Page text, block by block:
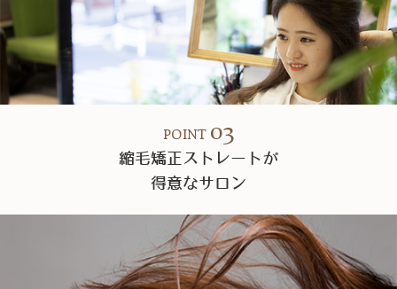
POINT 03
縮毛矯正ストレートが
得意なサロン